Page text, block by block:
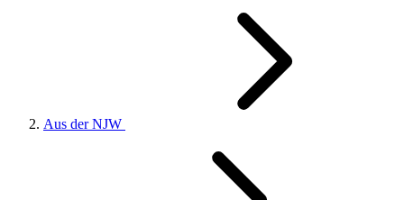
Aus der NJW